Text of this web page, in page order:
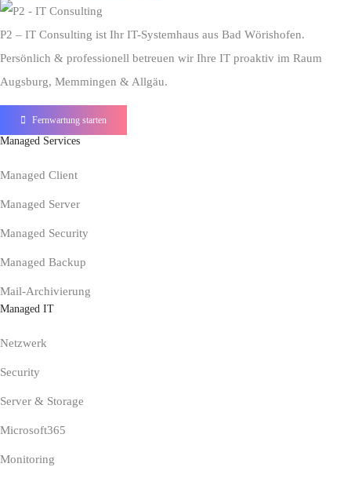
P2 – IT Consulting ist Ihr IT-Systemhaus aus Bad Wörishofen.
Persönlich & professionell betreuen wir Ihre IT proaktiv im Raum
Augsburg, Memmingen & Allgäu.
Fernwartung starten
Managed Services
Managed Client
Managed Server
Managed Security
Managed Backup
Mail-Archivierung
Managed IT
Netzwerk
Security
Server & Storage
Microsoft365
Monitoring